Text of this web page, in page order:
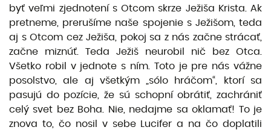
byť veľmi zjednotení s Otcom skrze Ježiša Krista. Ak
pretneme, prerušíme naše spojenie s Ježišom, teda
aj s Otcom cez Ježiša, pokoj sa z nás začne strácať,
začne miznúť. Teda Ježiš neurobil nič bez Otca.
Všetko robil v jednote s ním. Toto je pre nás vážne
posolstvo, ale aj všetkým „sólo hráčom“, ktorí sa
pasujú do pozície, že sú schopní obrátiť, zachrániť
celý svet bez Boha. Nie, nedajme sa oklamať! To je
znova to, čo nosil v sebe Lucifer a na čo doplatili